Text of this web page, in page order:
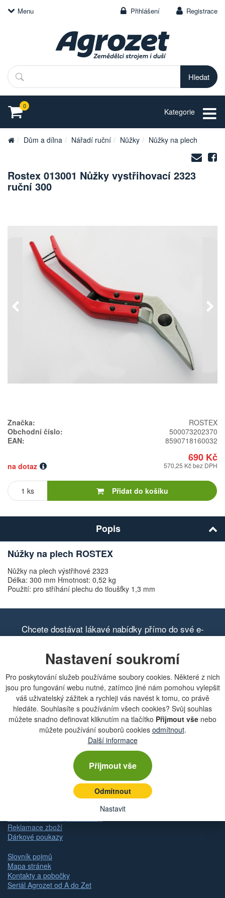
Nastavení soukromí
Pro poskytování služeb používáme soubory cookies. Některé z nich
jsou pro fungování webu nutné, zatímco jiné nám pomohou vylepšit
váš uživatelský zážitek a rychleji vás navést k tomu, co právě
hledáte. Souhlasíte s používáním všech cookies? Svůj souhlas
můžete snadno definovat kliknutím na tlačítko Přijmout vše nebo
můžete používání souborů cookies odmítnout.
Další informace
Přijmout vše
Odmítnout
Nastavit
Menu Přihlášení Registrace
Hledat
0
Kategorie
Dům a dílna Nářadí ruční Nůžky Nůžky na plech
na
Rostex 013001 Nůžky vystřihovací 2323
ruční 300
Předchozí
Značka:
ROSTEX
Obchodní číslo:
500073202370
EAN:
8590718160032
690 Kč
na dotaz 570,25 Kč bez DPH
Počet
Přidat do košíku
Popis
Núžky na plech ROSTEX
Nůžky na plech výstřihové 2323
Délka: 300 mm Hmotnost: 0,52 kg
Použití: pro stříhání plechu do tloušťky 1,3 mm
Chcete dostávat lákavé nabídky přímo do své e-
mailové schránky?
Zobrazit aktuální newsletter
Rychlá navigace
Zásady ochrany osobních údajů (GDPR)
Reklamace zboží
Dárkové poukazy
Slovník pojmů
Mapa stránek
Kontakty a pobočky
Seriál Agrozet od A do Zet